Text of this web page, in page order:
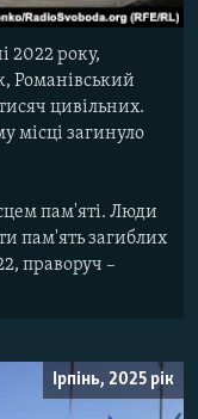
2022 року,
Романівський
цивільних.
місці загинуло
пам'яті. Люди
пам'ять загиблих
праворуч –
Ірпінь, 2025 рік